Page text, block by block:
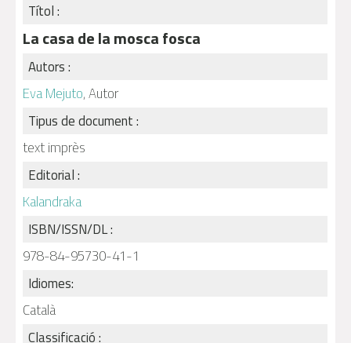
Títol :
La casa de la mosca fosca
Autors :
Eva Mejuto, Autor
Tipus de document :
text imprès
Editorial :
Kalandraka
ISBN/ISSN/DL :
978-84-95730-41-1
Idiomes:
Català
Classificació :